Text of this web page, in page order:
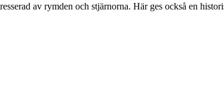
av rymden och stjärnorna. Här ges också en